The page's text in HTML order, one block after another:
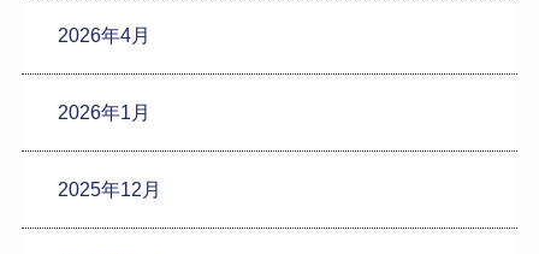
2026年4月
2026年1月
2025年12月